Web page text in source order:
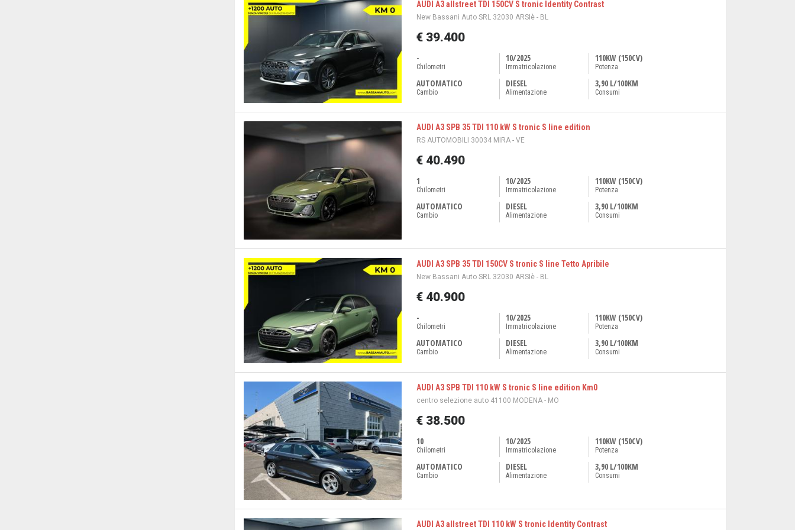
AUDI A3 allstreet TDI 150CV S tronic Identity Contrast
New Bassani Auto SRL 32030 ARSIè - BL
€ 39.400
-
Chilometri
10/2025
Immatricolazione
110KW (150CV)
Potenza
AUTOMATICO
Cambio
DIESEL
Alimentazione
3,90 L/100KM
Consumi
AUDI A3 SPB 35 TDI 110 kW S tronic S line edition
RS AUTOMOBILI 30034 MIRA - VE
€ 40.490
1
Chilometri
10/2025
Immatricolazione
110KW (150CV)
Potenza
AUTOMATICO
Cambio
DIESEL
Alimentazione
3,90 L/100KM
Consumi
AUDI A3 SPB 35 TDI 150CV S tronic S line Tetto Apribile
New Bassani Auto SRL 32030 ARSIè - BL
€ 40.900
-
Chilometri
10/2025
Immatricolazione
110KW (150CV)
Potenza
AUTOMATICO
Cambio
DIESEL
Alimentazione
3,90 L/100KM
Consumi
AUDI A3 SPB TDI 110 kW S tronic S line edition Km0
centro selezione auto 41100 MODENA - MO
€ 38.500
10
Chilometri
10/2025
Immatricolazione
110KW (150CV)
Potenza
AUTOMATICO
Cambio
DIESEL
Alimentazione
3,90 L/100KM
Consumi
AUDI A3 allstreet TDI 110 kW S tronic Identity Contrast